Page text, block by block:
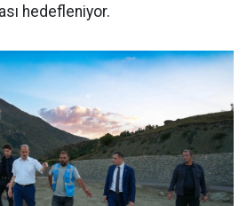
hedefleniyor.